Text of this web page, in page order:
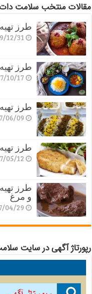
مقالات منتخب سلامت
طرز
12/31
طرز تهیه
10/17
طرز
06/09
طرز
05/12
طرز
و مرغ
04/29
رپورتاژ آگهی در سایت